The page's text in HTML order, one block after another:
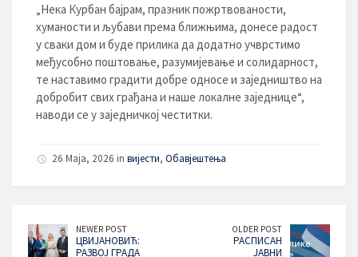
„Нека Курбан бајрам, празник пожртвованости,
хуманости и љубави према ближњима, донесе радост
у сваки дом и буде прилика да додатно учврстимо
међусобно поштовање, разумијевање и солидарност,
те наставимо градити добре односе и заједништво на
добробит свих грађана и наше локалне заједнице“,
наводи се у заједничкој честитки.
26 Maja, 2026 in вијести, Обавјештења
NEWER POST
ЦВИЈАНОВИЋ:
РАЗВОЈ ГРАДА
OLDER POST
РАСПИСАН
ЈАВНИ